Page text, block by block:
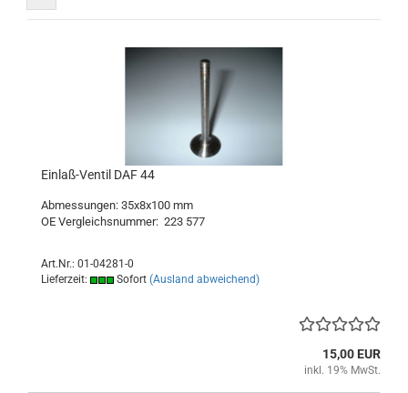
Einlaß-Ventil DAF 44
Abmessungen: 35x8x100 mm
OE Vergleichsnummer: 223 577
Art.Nr.: 01-04281-0
Lieferzeit:
Sofort (Ausland abweichend)
15,00 EUR
inkl. 19% MwSt.